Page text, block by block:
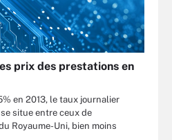
prix des prestations en
en 2013, le taux journalier
situe entre ceux de
Royaume-Uni, bien moins